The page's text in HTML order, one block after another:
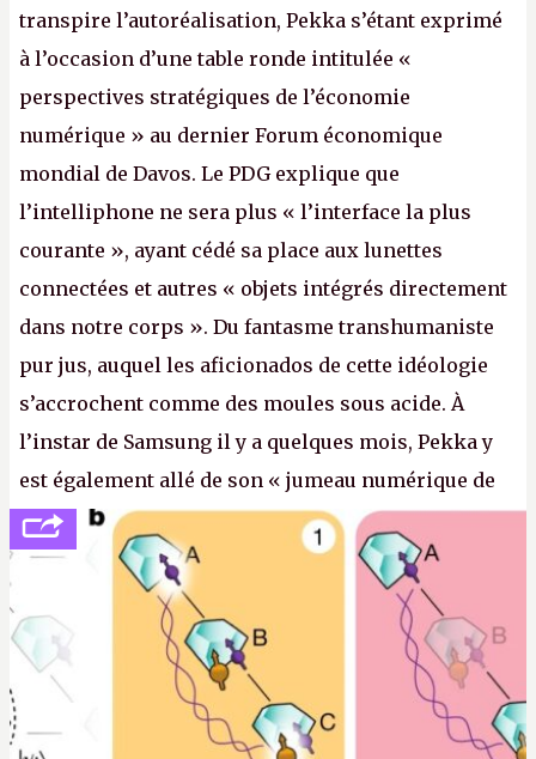
transpire l’autoréalisation, Pekka s’étant exprimé
à l’occasion d’une table ronde intitulée «
perspectives stratégiques de l’économie
numérique » au dernier Forum économique
mondial de Davos. Le PDG explique que
l’intelliphone ne sera plus « l’interface la plus
courante », ayant cédé sa place aux lunettes
connectées et autres « objets intégrés directement
dans notre corps ». Du fantasme transhumaniste
pur jus, auquel les aficionados de cette idéologie
s’accrochent comme des moules sous acide. À
l’instar de Samsung il y a quelques mois, Pekka y
est également allé de son « jumeau numérique de
tout » et de l’importance des metasangsues, qu’il
considère comme «
la prochaine grande plateforme
informatique après le World Wide Web et le mobile
(Crédit photo : Pexels / Pixabay)